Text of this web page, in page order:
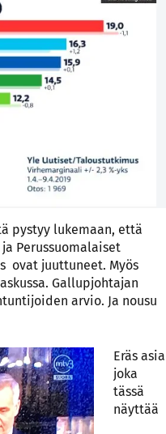
pystyy lukemaan, että
Perussuomalaiset
ovat juuttuneet. Myös
Gallupjohtajan
arvio. Ja nousu
Eräs asia
joka
tässä
näyttää